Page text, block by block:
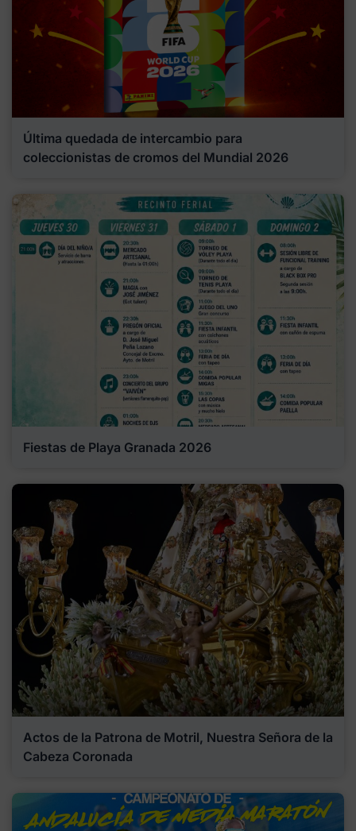
Última quedada de intercambio para
coleccionistas de cromos del Mundial 2026
Fiestas de Playa Granada 2026
Actos de la Patrona de Motril, Nuestra Señora de la
Cabeza Coronada